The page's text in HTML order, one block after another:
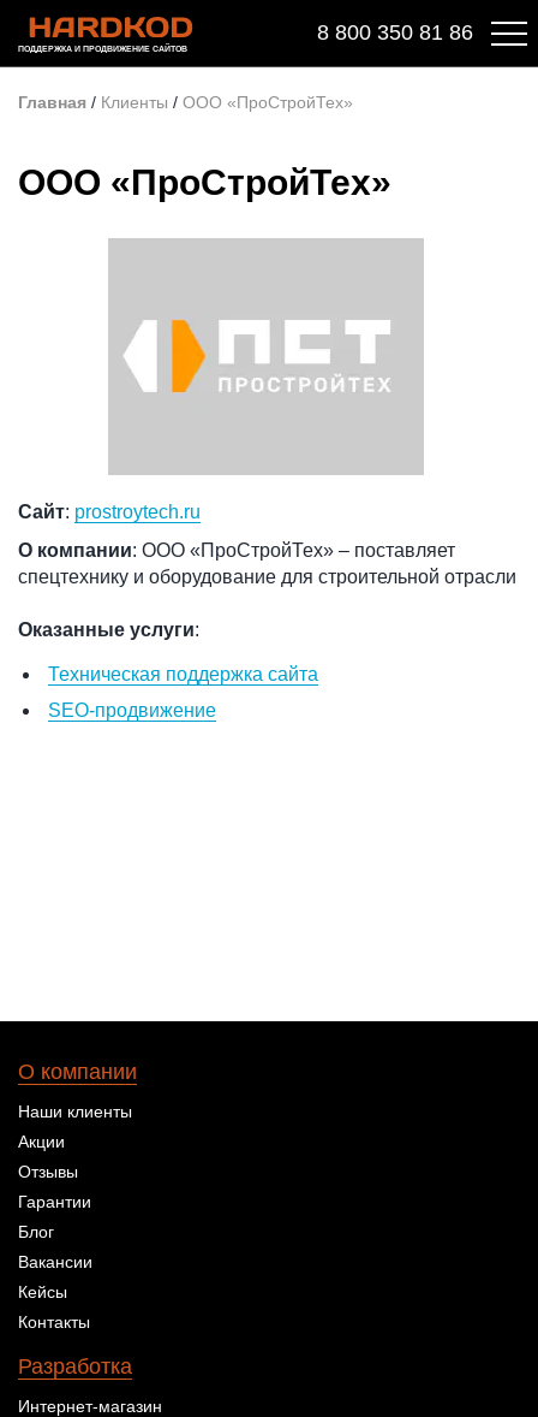
ПОДДЕРЖКА И ПРОДВИЖЕНИЕ САЙТОВ
8 800 350 81 86
Главная / Клиенты / ООО «ПроСтройТех»
ООО «ПроСтройТех»
Сайт: prostroytech.ru
О компании: ООО «ПроСтройТех» – поставляет
спецтехнику и оборудование для строительной отрасли
Оказанные услуги:
Техническая поддержка сайта
SEO-продвижение
О компании
Наши клиенты
Акции
Отзывы
Гарантии
Блог
Вакансии
Кейсы
Контакты
Разработка
Интернет-магазин